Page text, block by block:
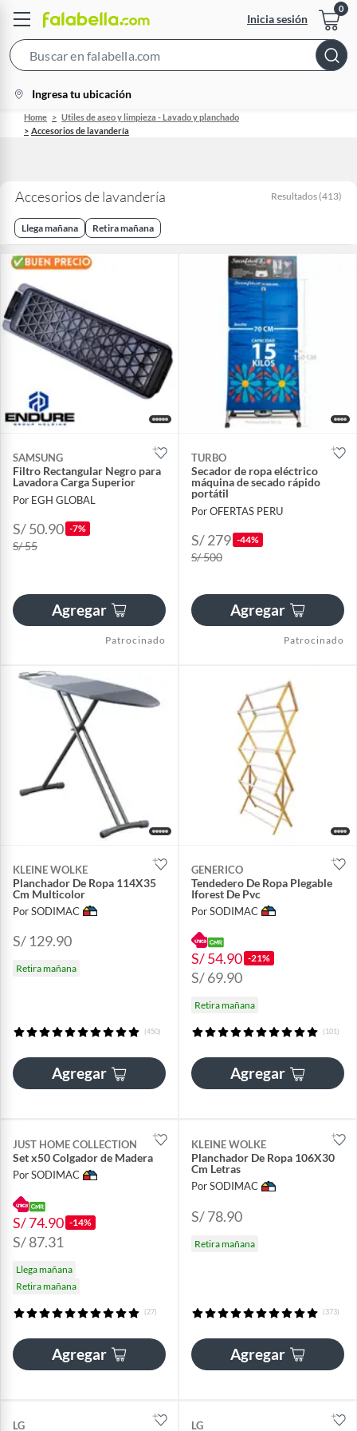
Inicia sesión
Bar
location-
icon
Ingresa tu ubicación
Home
Utiles de aseo y limpieza - Lavado y planchado
Accesorios de lavandería
Accesorios de lavandería Resultados (413)
Llega mañana Retira mañana
SAMSUNG
Filtro Rectangular Negro para
Lavadora Carga Superior
Por EGH GLOBAL
S/ 50.90 -7%
S/ 55
Agregar
Patrocinado
TURBO
Secador de ropa eléctrico
máquina de secado rápido
portátil
Por OFERTAS PERU
S/ 279 -44%
S/ 500
Agregar
Patrocinado
KLEINE WOLKE
Planchador De Ropa 114X35
Cm Multicolor
Por SODIMAC
S/ 129.90
Retira mañana
(450)
Agregar
GENERICO
Tendedero De Ropa Plegable
Iforest De Pvc
Por SODIMAC
S/ 54.90 -21%
S/ 69.90
Retira mañana
(101)
Agregar
JUST HOME COLLECTION
Set x50 Colgador de Madera
Por SODIMAC
S/ 74.90 -14%
S/ 87.31
Llega mañana
Retira mañana
(27)
Agregar
KLEINE WOLKE
Planchador De Ropa 106X30
Cm Letras
Por SODIMAC
S/ 78.90
Retira mañana
(373)
Agregar
LG LG